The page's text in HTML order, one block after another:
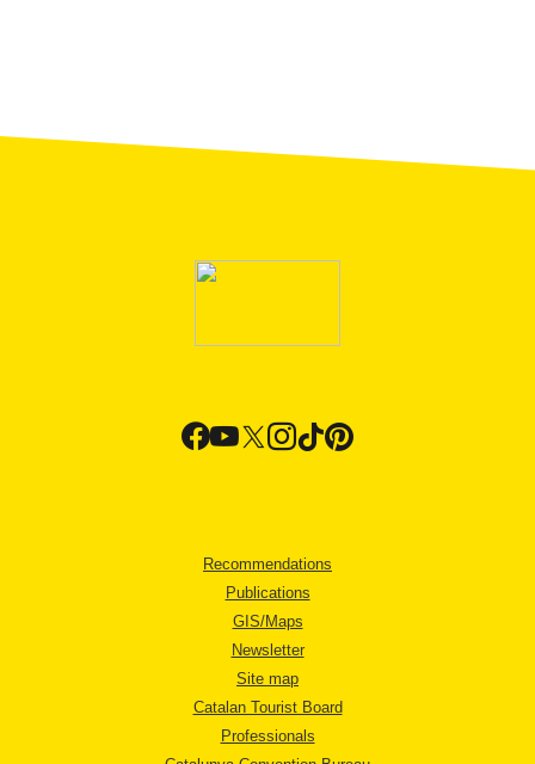
Recommendations
Publications
GIS/Maps
Newsletter
Site map
Catalan Tourist Board
Professionals